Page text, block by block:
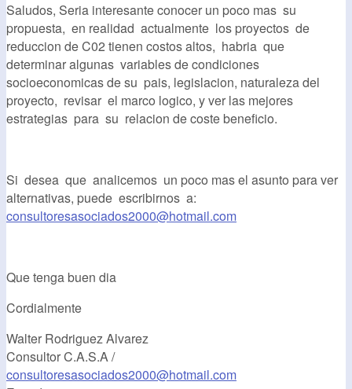
Saludos, Seria interesante conocer un poco mas su
propuesta, en realidad actualmente los proyectos de
reduccion de C02 tienen costos altos, habria que
determinar algunas variables de condiciones
socioeconomicas de su pais, legislacion, naturaleza del
proyecto, revisar el marco logico, y ver las mejores
estrategias para su relacion de coste beneficio.
Si desea que analicemos un poco mas el asunto para ver
alternativas, puede escribirnos a:
consultoresasociados2000@hotmail.com
Que tenga buen dia
Cordialmente
Walter Rodriguez Alvarez
Consultor C.A.S.A /
consultoresasociados2000@hotmail.com